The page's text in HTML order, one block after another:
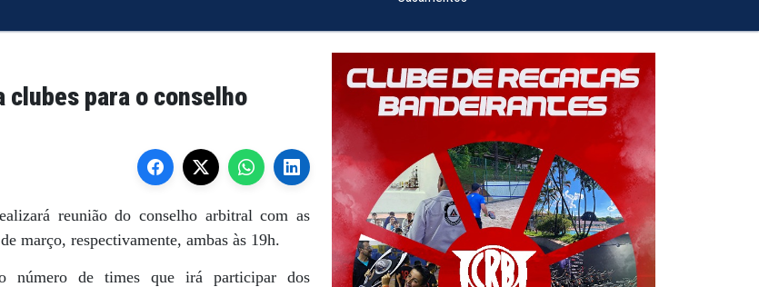
clubes para o conselho
reunião do conselho arbitral com as
março, respectivamente, ambas às 19h.
número de times que irá participar dos